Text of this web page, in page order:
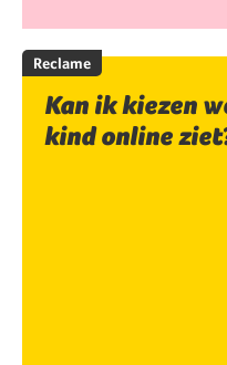
Reclame
Kan ik kiezen
kind online